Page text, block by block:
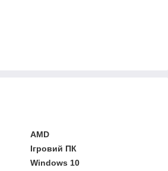
AMD
Ігровий ПК
Windows 10